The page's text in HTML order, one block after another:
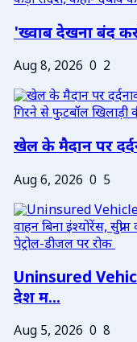
'ख्वाब देखना बंद
Aug 8, 2026 0 2
खेल के मैदान पर
Aug 6, 2026 0 5
Uninsured
देश म...
Aug 5, 2026 0 8